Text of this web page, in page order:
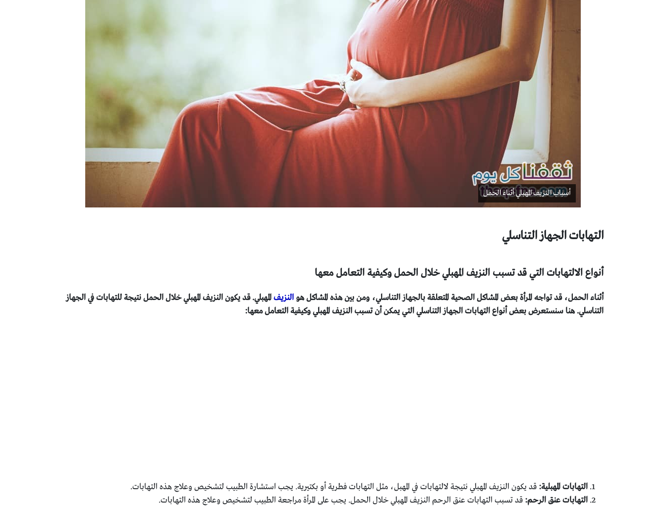
أسباب النزيف المهبلي أثناء الحمل
التهابات الجهاز التناسلي
أنواع الالتهابات التي قد تسبب النزيف المهبلي خلال الحمل وكيفية التعامل معها
أثناء الحمل، قد تواجه المرأة بعض المشاكل الصحية المتعلقة بالجهاز التناسلي، ومن بين هذه المشاكل هو النزيفالمهبلي. قد يكون النزيف المهبلي خلال الحمل نتيجة للتهابات في الجهاز
التناسلي. هنا سنستعرض بعض أنواع التهابات الجهاز التناسلي التي يمكن أن تسبب النزيف المهبلي وكيفية التعامل معها:
التهابات المهبلية: قد يكون النزيف المهبلي نتيجة لالتهابات في المهبل، مثل التهابات فطرية أو بكتيرية. يجب استشارة الطبيب لتشخيص وعلاج هذه التهابات.
التهابات عنق الرحم: قد تسبب التهابات عنق الرحم النزيف المهبلي خلال الحمل. يجب على المرأة مراجعة الطبيب لتشخيص وعلاج هذه التهابات.